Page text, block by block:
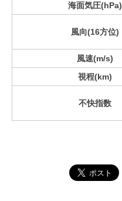
海面気圧(hPa)
風向(16方位)
風速(m/s)
視程(km)
不快指数